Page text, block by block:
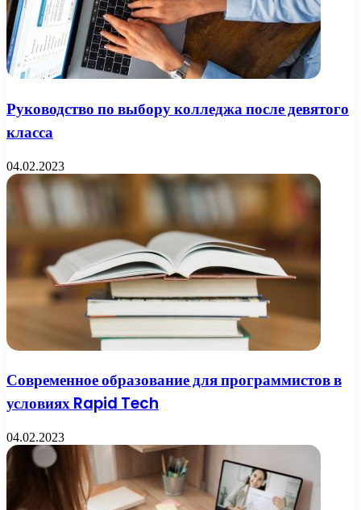
Руководство по выбору колледжа после девятого
класса
04.02.2023
Современное образование для программистов в
условиях Rapid Tech
04.02.2023